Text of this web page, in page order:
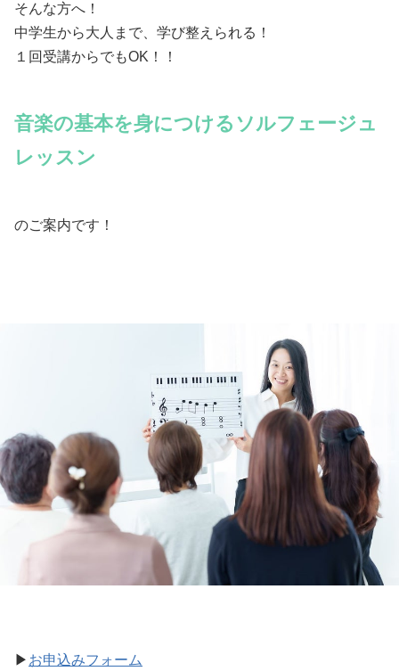
そんな方へ！
中学生から大人まで、学び整えられる！
１回受講からでもOK！！
音楽の基本を身につける ソルフェージュ
レッスン
のご案内です！
▶︎ お申込みフォーム